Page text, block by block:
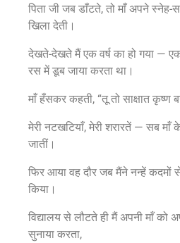
पिता जी जब डाँटते, तो माँ अपने
खिला देती।
देखते-देखते मैं एक वर्ष का हो गया —
रस में डूब जाया करता था।
माँ हँसकर कहती, “तू तो साक्षात कृष्ण
मेरी नटखटियाँ, मेरी शरारतें — सब माँ
जातीं।
फिर आया वह दौर जब मैंने नन्हें कदमों
किया।
विद्यालय से लौटते ही मैं अपनी माँ को
सुनाया करता,